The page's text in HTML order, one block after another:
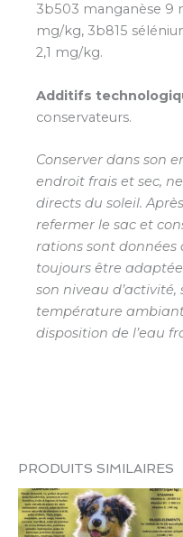
3b503 manganèse 9
mg/kg, 3b815
2,1 mg/kg.
Additifs
conservateurs.
Conserver dans son
endroit frais et sec,
directs du soleil.
refermer le sac et
rations sont
toujours être
son niveau
température
disposition de l’eau
PRODUITS SIMILAIRES